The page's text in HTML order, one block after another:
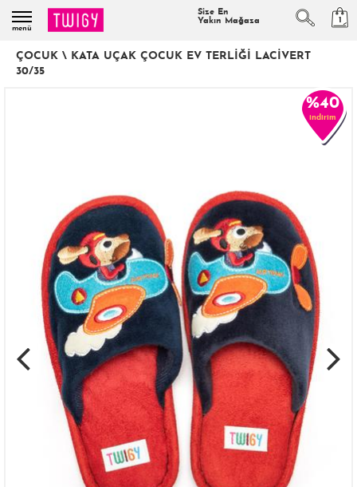
menü
Size En
Yakın Mağaza
1
ÇOCUK \ KATA UÇAK ÇOCUK EV TERLIĞI LACIVERT
30/35
%40
indirim